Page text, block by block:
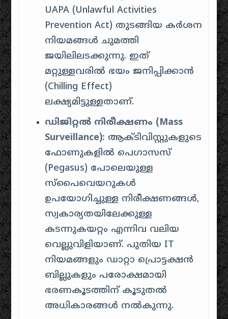
UAPA (Unlawful Activities
Prevention Act) തുടങ്ങിയ കർശന
നിയമങ്ങൾ ചുമത്തി
ജയിലിലടക്കുന്നു. ഇത്
മറ്റുള്ളവരിൽ ഭയം ജനിപ്പിക്കാൻ
(Chilling Effect)
ലക്ഷ്യമിട്ടുള്ളതാണ്.
ഡിജിറ്റൽ നിരീക്ഷണം (Mass
Surveillance): ആക്ടിവിസ്റ്റുകളുടെ
ഫോണുകളിൽ പെഗാസസ്
(Pegasus) പോലെയുള്ള
സ്പൈവെയറുകൾ
ഉപയോഗിച്ചുള്ള നിരീക്ഷണങ്ങൾ,
സ്വകാര്യതയിലേക്കുള്ള
കടന്നുകയറ്റം എന്നിവ വലിയ
വെല്ലുവിളിയാണ്. പുതിയ IT
നിയമങ്ങളും ഡാറ്റാ പ്രൊട്ടക്ഷൻ
ബില്ലുകളും പരോക്ഷമായി
ഭരണകൂടത്തിന് കൂടുതൽ
അധികാരങ്ങൾ നൽകുന്നു.